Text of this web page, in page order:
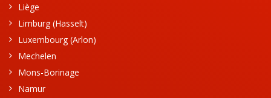
Liège
Limburg (Hasselt)
Luxembourg (Arlon)
Mechelen
Mons-Borinage
Namur